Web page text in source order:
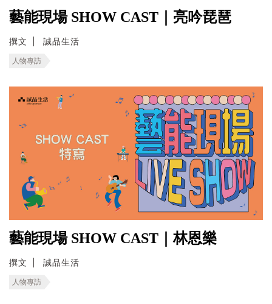
藝能現場 SHOW CAST｜亮吟琵琶
撰文 誠品生活
人物專訪
藝能現場 SHOW CAST｜林恩樂
撰文 誠品生活
人物專訪